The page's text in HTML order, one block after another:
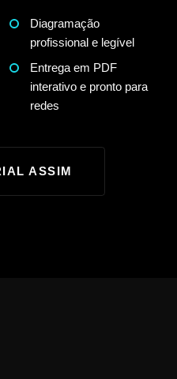
Diagramação
profissional e legível
Entrega em PDF
interativo e pronto para
redes
ASSIM